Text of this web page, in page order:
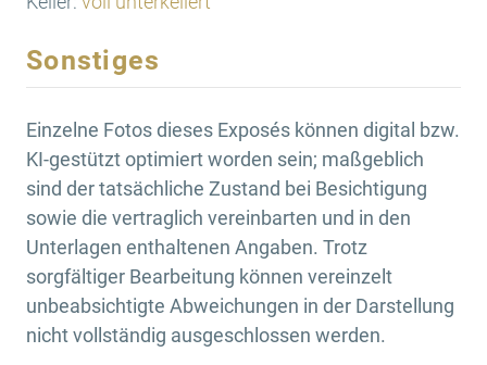
Sonstiges
Einzelne Fotos dieses Exposés können digital bzw.
KI-gestützt optimiert worden sein; maßgeblich
sind der tatsächliche Zustand bei Besichtigung
sowie die vertraglich vereinbarten und in den
Unterlagen enthaltenen Angaben. Trotz
sorgfältiger Bearbeitung können vereinzelt
unbeabsichtigte Abweichungen in der Darstellung
nicht vollständig ausgeschlossen werden.